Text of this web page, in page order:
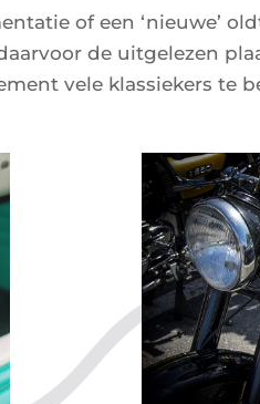
of een ‘nieuwe’
de uitgelezen
vele klassiekers te